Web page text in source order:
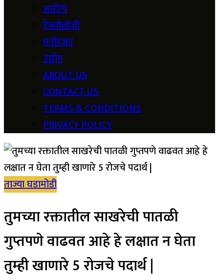
आरोग्य
टेक्नॉलॉजी
मनोरंजन
उद्योग
ABOUT US
CONTACT US
TERMS & CONDITIONS
PRIVACY POLICY
ताज्या घडामोडी
तुमच्या रक्तातील साखरेची पातळी
गुप्तपणे वाढवत आहे हे लक्षात न घेता
तुम्ही खाणारे 5 रोजचे पदार्थ |